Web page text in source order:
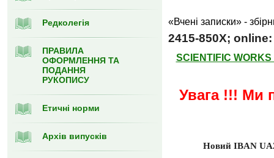
Редколегія
ПРАВИЛА
ОФОРМЛЕННЯ ТА
ПОДАННЯ
РУКОПИСУ
Етичні норми
Архів випусків
«Вчені записки» -
2415-850X;
SCIENTIFIC
Увага !!! Ми
Новий IBAN